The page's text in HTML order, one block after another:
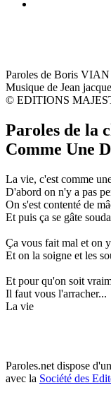
Paroles de Boris VIAN
Musique de Jean
© EDITIONS
Paroles de la
Comme Une
La vie, c'est comme
D'abord on n'y a pas
On s'est contenté de
Et puis ça se gâte
Ça vous fait mal et on
Et on la soigne et les
Et pour qu'on soit
Il faut vous l'arracher...
La vie
Paroles.net dispose
avec la Société des